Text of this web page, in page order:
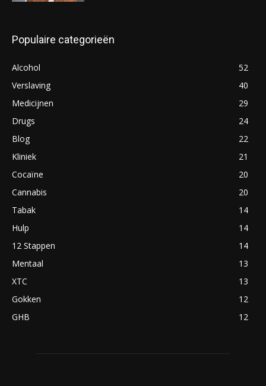
Populaire categorieën
Alcohol
52
Verslaving
40
Medicijnen
29
Drugs
24
Blog
22
Kliniek
21
Cocaïne
20
Cannabis
20
Tabak
14
Hulp
14
12 Stappen
14
Mentaal
13
XTC
13
Gokken
12
GHB
12